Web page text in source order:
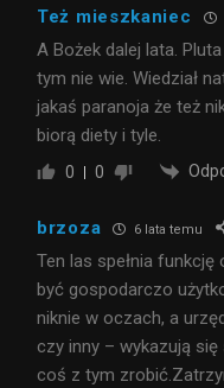
Też mieszkaniec
A Bożek dalej lata.
tym nie wie. Wiedział
jakaś paranoja że też
biorą diety i tyle.
0 0
brzoza 6 lata temu
Ten las spełnia
być gospodarczo
niknie w oczach, a
czy inny – wykazują
coś z tym